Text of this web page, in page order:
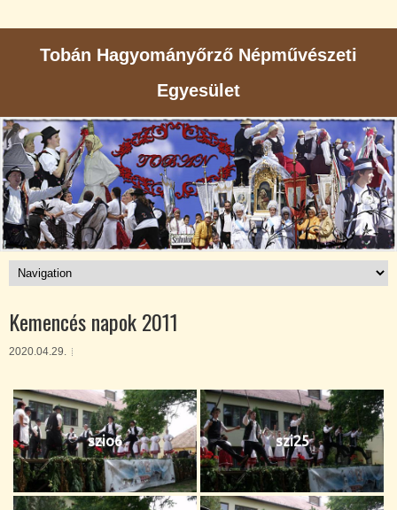
Tobán Hagyományőrző Népművészeti
Egyesület
Kemencés napok 2011
2020.04.29.
szio6 szi25